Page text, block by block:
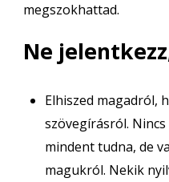
megszokhattad.
Ne
Elhiszed magadról,
szövegírásról.
mindent tudna, de
magukról. Nekik